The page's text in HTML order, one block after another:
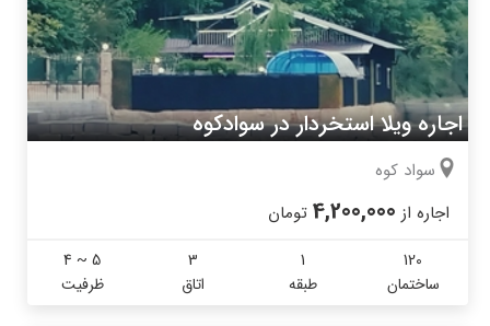
اجاره ویلا استخردار در سوادکوه
سواد کوه
اجاره از 4,200,000 تومان
120
ساختمان
1
طبقه
3
اتاق
4 ~ 5
ظرفیت